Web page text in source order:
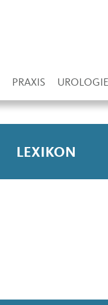
PRAXIS UROLOGIE
LEXIKON